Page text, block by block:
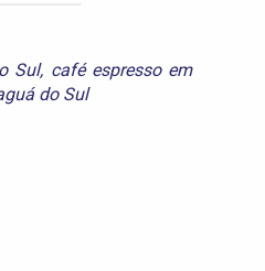
Sul, café espresso em
do Sul